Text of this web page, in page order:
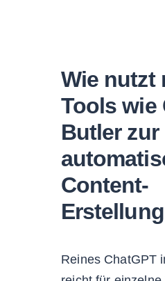
Wie nutzt
Tools wie
Butler zur
Content-
Reines ChatGPT